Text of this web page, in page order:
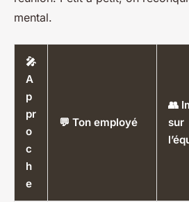
mental.
🎤
A
p
pr
o
c
h
e
💬 Ton employé
👥
sur